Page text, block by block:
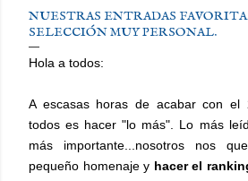
NUESTRAS ENTRADAS
SELECCIÓN MUY PERSONAL.
Hola a todos:
A escasas horas de acabar con el
todos es hacer "lo más". Lo más
más importante...nosotros nos
pequeño homenaje y hacer el